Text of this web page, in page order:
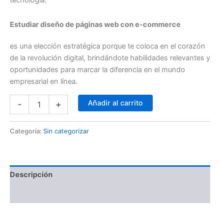
Estudiar diseño de páginas web con e-commerce
es una elección estratégica porque te coloca en el corazón
de la revolución digital, brindándote habilidades relevantes y
oportunidades para marcar la diferencia en el mundo
empresarial en línea.
- + Añadir al carrito
Categoría: Sin categorizar
Descripción